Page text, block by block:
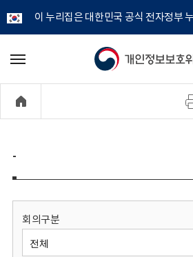
이 누리집은 대한민국 공식 전자정부
개
정
보
메
기
-
회의구분